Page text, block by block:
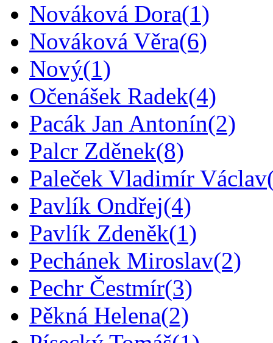
Nováková Dora(1)
Nováková Věra(6)
Nový(1)
Očenášek Radek(4)
Pacák Jan Antonín(2)
Palcr Zděnek(8)
Paleček Vladimír Václav
Pavlík Ondřej(4)
Pavlík Zdeněk(1)
Pechánek Miroslav(2)
Pechr Čestmír(3)
Pěkná Helena(2)